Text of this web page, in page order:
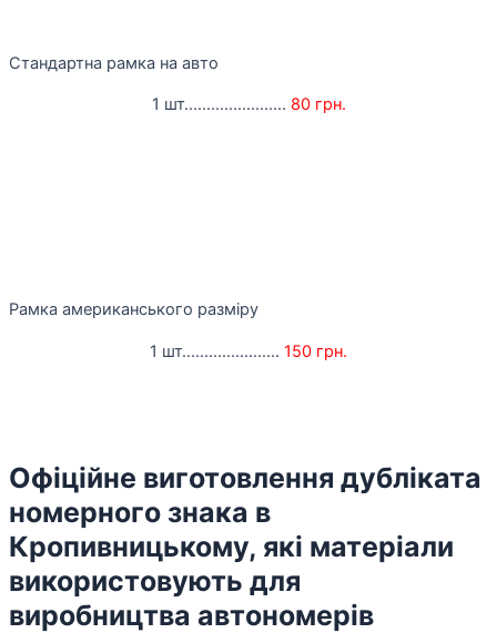
Стандартна рамка на авто
1 шт....................... 80 грн.
Рамка американського разміру
1 шт...................... 150 грн.
Офіційне виготовлення дубліката
номерного знака в
Кропивницькому, які матеріали
використовують для
виробництва автономерів